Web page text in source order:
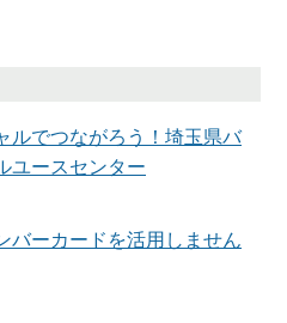
ルでつながろう！埼玉県バ
ユースセンター
バーカードを活用しません